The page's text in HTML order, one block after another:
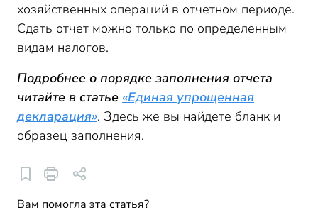
хозяйственных операций в отчетном периоде.
Сдать отчет можно только по определенным
видам налогов.
Подробнее о порядке заполнения отчета
читайте в статье «Единая упрощенная
декларация». Здесь же вы найдете бланк и
образец заполнения.
Вам помогла эта статья?